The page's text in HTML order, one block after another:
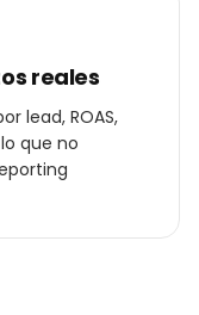
reales
lead, ROAS,
que no